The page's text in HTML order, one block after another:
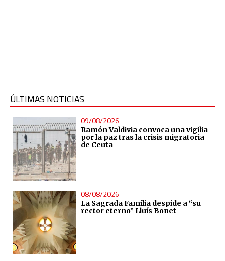
ÚLTIMAS NOTICIAS
09/08/2026
Ramón Valdivia convoca una vigilia
por la paz tras la crisis migratoria
de Ceuta
08/08/2026
La Sagrada Familia despide a “su
rector eterno” Lluís Bonet